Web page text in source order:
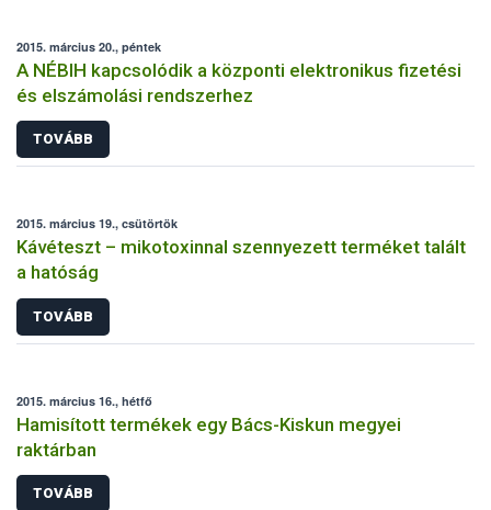
2015. március 20., péntek
A NÉBIH kapcsolódik a központi elektronikus fizetési
és elszámolási rendszerhez
TOVÁBB
2015. március 19., csütörtök
Kávéteszt – mikotoxinnal szennyezett terméket talált
a hatóság
TOVÁBB
2015. március 16., hétfő
Hamisított termékek egy Bács-Kiskun megyei
raktárban
TOVÁBB